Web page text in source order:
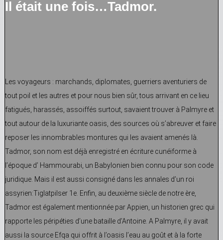
Il était une fois…Tadmor.
Les voyageurs : marchands, diplomates, guerriers aventuriers de
tout poil et les autres et pour nous bien sûr, tous arrivant en ce lieu
fatigués, harassés, assoiffés surtout, savaient trouver à Palmyre et
tout autour de la luxuriante oasis, des sources où s’abreuver et faire
reposer les innombrables montures qui les avaient amenés là.
Tadmor, son nom est déjà enregistré en écriture cunéiforme à
l’époque d’ Hammourabi, un Babylonien bien connu pour son code
juridique. Mais il est aussi consigné dans les annales d’un roi
assyrien:Tiglatpilser 1e. Enfin, au deuxième siècle de notre ère,
Tadmor est également mentionnée par Appien, un historien grec qui
rapporte les péripéties d’une bataille d’Antoine. A Palmyre, il y avait
aussi la source Efqa qui offrit à l’oasis l’eau au goût et à la forte